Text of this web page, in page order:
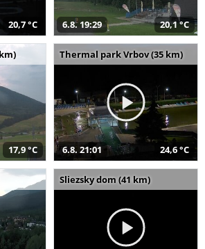
20,7 °C 6.8. 19:29 20,1 °C
17,9 °C
Thermal park Vrbov (35 km)
6.8. 21:01 24,6 °C
Sliezsky dom (41 km)